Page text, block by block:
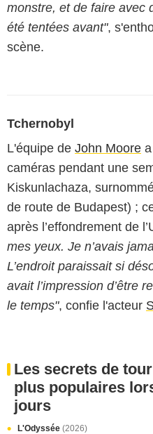
monstre, et de faire avec
été tentées avant",
scène.
Tchernobyl
L'équipe de John Moore
caméras pendant une
Kiskunlachaza,
de route de Budapest) ;
après l’effondrement de
mes yeux. Je n’avais
L’endroit paraissait si
avait l’impression d’être
le temps", confie l'acteur
Les secrets de
plus populaires
jours
L'Odyssée (2026)